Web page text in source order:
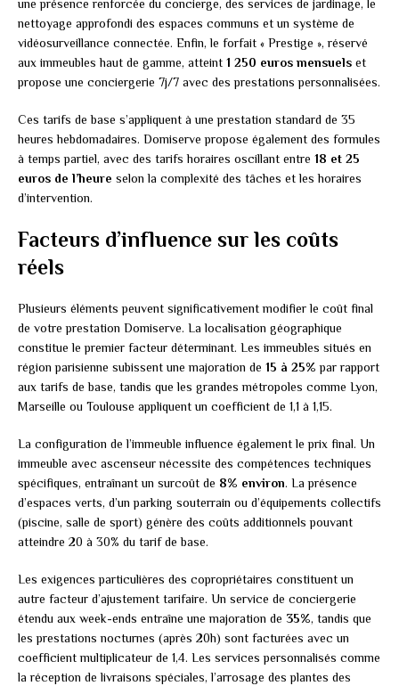
une présence renforcée du concierge, des services de jardinage, le
nettoyage approfondi des espaces communs et un système de
vidéosurveillance connectée. Enfin, le forfait « Prestige », réservé
aux immeubles haut de gamme, atteint 1 250 euros mensuels et
propose une conciergerie 7j/7 avec des prestations personnalisées.
Ces tarifs de base s’appliquent à une prestation standard de 35
heures hebdomadaires. Domiserve propose également des formules
à temps partiel, avec des tarifs horaires oscillant entre 18 et 25
euros de l’heure selon la complexité des tâches et les horaires
d’intervention.
Facteurs d’influence sur les coûts
réels
Plusieurs éléments peuvent significativement modifier le coût final
de votre prestation Domiserve. La localisation géographique
constitue le premier facteur déterminant. Les immeubles situés en
région parisienne subissent une majoration de 15 à 25% par rapport
aux tarifs de base, tandis que les grandes métropoles comme Lyon,
Marseille ou Toulouse appliquent un coefficient de 1,1 à 1,15.
La configuration de l’immeuble influence également le prix final. Un
immeuble avec ascenseur nécessite des compétences techniques
spécifiques, entraînant un surcoût de 8% environ. La présence
d’espaces verts, d’un parking souterrain ou d’équipements collectifs
(piscine, salle de sport) génère des coûts additionnels pouvant
atteindre 20 à 30% du tarif de base.
Les exigences particulières des copropriétaires constituent un
autre facteur d’ajustement tarifaire. Un service de conciergerie
étendu aux week-ends entraîne une majoration de 35%, tandis que
les prestations nocturnes (après 20h) sont facturées avec un
coefficient multiplicateur de 1,4. Les services personnalisés comme
la réception de livraisons spéciales, l’arrosage des plantes des